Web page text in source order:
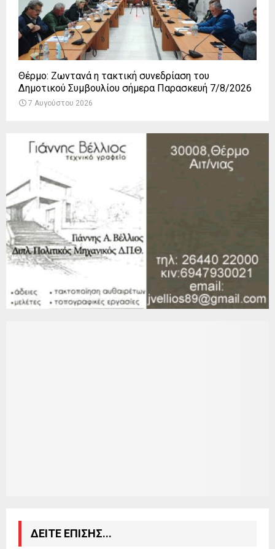
Θέρμο: Ζωντανά η τακτική συνεδρίαση του
Δημοτικού Συμβουλίου σήμερα Παρασκευή 7/8/2026
7 Αυγούστου 2026
ΔΕΙΤΕ ΕΠΙΣΗΣ...